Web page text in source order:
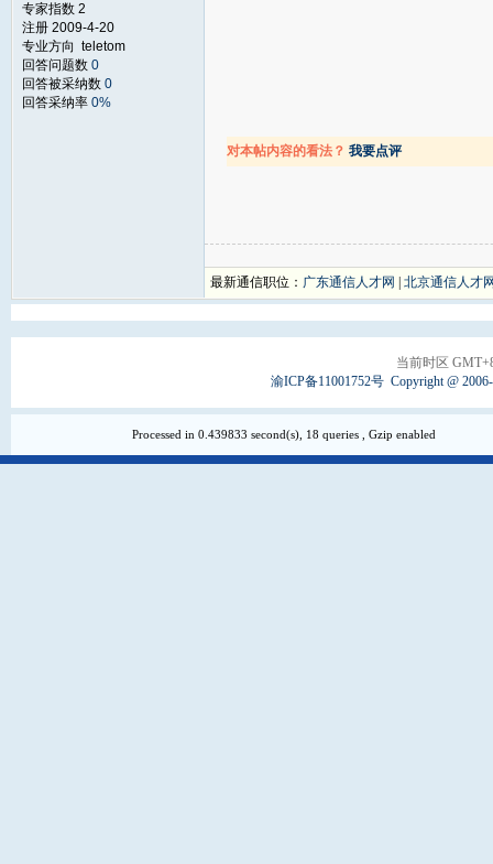
专家指数 2
注册 2009-4-20
专业方向 teletom
回答问题数 0
回答被采纳数 0
回答采纳率 0%
对本帖内容的看法？ 我要点评
最新通信职位： 广东通信人才网 北京通信人才
当前时区
渝ICP备11001752号 Copyright @
Processed in 0.439833 second(s), 18 queries , Gzip enabled